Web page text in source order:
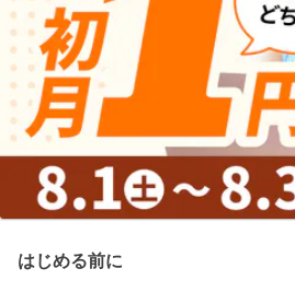
はじめる前に